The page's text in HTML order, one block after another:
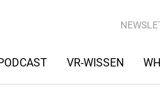
VR-WISSEN